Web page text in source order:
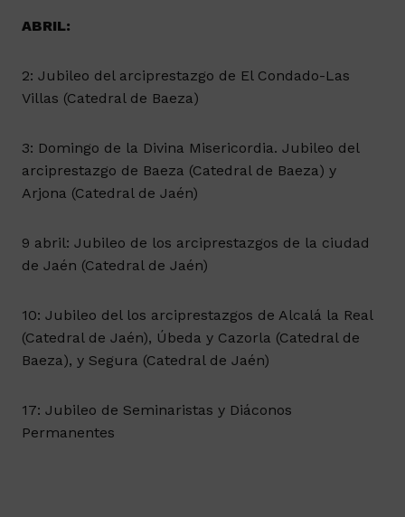
ABRIL:
2: Jubileo del arciprestazgo de El Condado-Las
Villas (Catedral de Baeza)
3: Domingo de la Divina Misericordia. Jubileo del
arciprestazgo de Baeza (Catedral de Baeza) y
Arjona (Catedral de Jaén)
9 abril: Jubileo de los arciprestazgos de la ciudad
de Jaén (Catedral de Jaén)
10: Jubileo del los arciprestazgos de Alcalá la Real
(Catedral de Jaén), Úbeda y Cazorla (Catedral de
Baeza), y Segura (Catedral de Jaén)
17: Jubileo de Seminaristas y Diáconos
Permanentes